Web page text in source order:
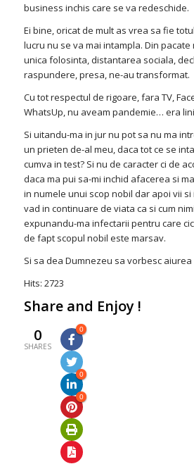
business inchis care se va redeschide.
Ei bine, oricat de mult as vrea sa fie
lucru nu se va mai intampla. Din pacate
unica folosinta, distantarea sociala,
raspundere, presa, ne-au transformat.
Cu tot respectul de rigoare, fara TV,
WhatsUp, nu aveam pandemie… era
Si uitandu-ma in jur nu pot sa nu ma
un prieten de-al meu, daca tot ce se
cumva in test? Si nu de caracter ci de
daca ma pui sa-mi inchid afacerea si
in numele unui scop nobil dar apoi vii si
vad in continuare de viata ca si cum
expunandu-ma infectarii pentru care
de fapt scopul nobil este marsav.
Si sa dea Dumnezeu sa vorbesc aiurea
Hits: 2723
Share and Enjoy !
0
SHARES
0
0
0